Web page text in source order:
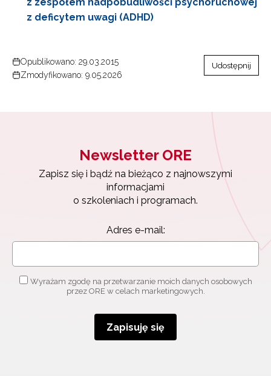
z deficytem uwagi (ADHD)
Opublikowano: 29.03.2015
Zmodyfikowano: 9.05.2026
Udostępnij
Newsletter ORE
Zapisz się i bądź na bieżąco z najnowszymi
informacjami
o szkoleniach i programach.
Adres e-mail:
Wyrażam zgodę na przetwarzanie moich danych osobowych
przez ORE w celach marketingowych.
Zapisuję się